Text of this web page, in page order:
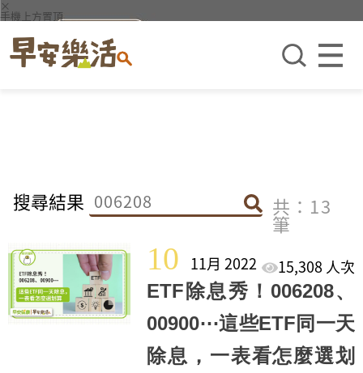
×
手機上方置頂
搜尋結果 共：13
筆
10 11月 2022
15,308 人次
ETF除息秀！006208、
00900⋯這些ETF同一天
除息，一表看怎麼選划